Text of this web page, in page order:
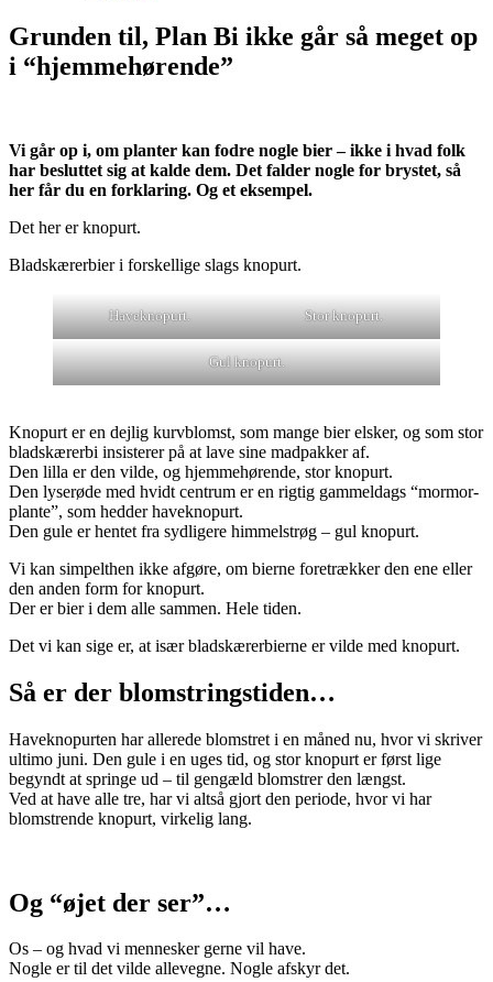
Grunden til, Plan Bi ikke går så meget op
i “hjemmehørende”
Vi går op i, om planter kan fodre nogle bier – ikke i hvad folk
har besluttet sig at kalde dem. Det falder nogle for brystet, så
her får du en forklaring. Og et eksempel.
Det her er knopurt.
Bladskærerbier i forskellige slags knopurt.
Haveknopurt. Stor knopurt.
Gul knopurt.
Knopurt er en dejlig kurvblomst, som mange bier elsker, og som stor
bladskærerbi insisterer på at lave sine madpakker af.
Den lilla er den vilde, og hjemmehørende, stor knopurt.
Den lyserøde med hvidt centrum er en rigtig gammeldags “mormor-
plante”, som hedder haveknopurt.
Den gule er hentet fra sydligere himmelstrøg – gul knopurt.
Vi kan simpelthen ikke afgøre, om bierne foretrækker den ene eller
den anden form for knopurt.
Der er bier i dem alle sammen. Hele tiden.
Det vi kan sige er, at især bladskærerbierne er vilde med knopurt.
Så er der blomstringstiden…
Haveknopurten har allerede blomstret i en måned nu, hvor vi skriver
ultimo juni. Den gule i en uges tid, og stor knopurt er først lige
begyndt at springe ud – til gengæld blomstrer den længst.
Ved at have alle tre, har vi altså gjort den periode, hvor vi har
blomstrende knopurt, virkelig lang.
Og “øjet der ser”…
Os – og hvad vi mennesker gerne vil have.
Nogle er til det vilde allevegne. Nogle afskyr det.